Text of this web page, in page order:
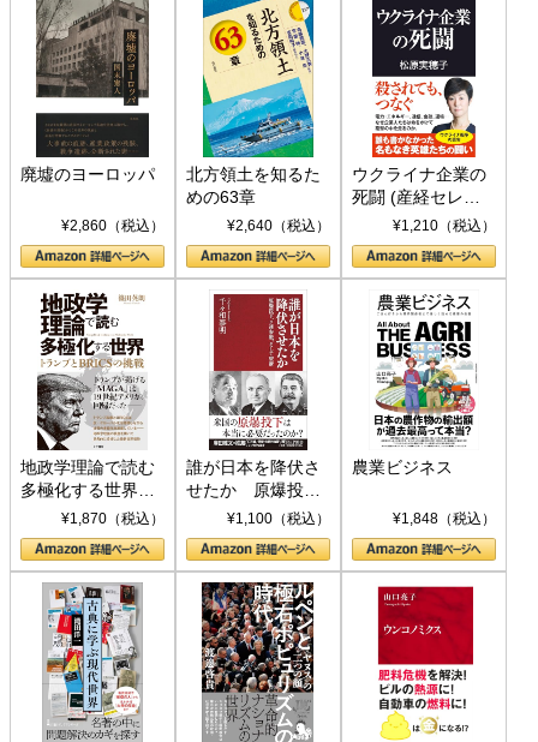
廃墟のヨーロッパ
¥2,860（税込）
北方領土を知るた
めの63章
¥2,640（税込）
ウクライナ企業の
死闘 (産経セレク
ト S 039)¥1,210（税込）
地政学理論で読む
多極化する世界：
トランプとBRICS
の挑戦
¥1,870（税込）
誰が日本を降伏さ
せたか 原爆投
下、ソ連参戦、そ
して聖断 (PHP新
書)
¥1,100（税込）
農業ビジネス
¥1,848（税込）